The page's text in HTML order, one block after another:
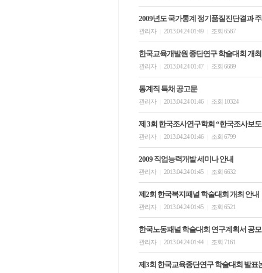
2009년도 국가통계 정기품질진단결과
관리자 2013.04.24 01:49 조회 6587
한국교육개발원 종단연구 학술대회 개
관리자 2013.04.24 01:47 조회 6689
통계직 특채 공고문
관리자 2013.04.24 01:46 조회 10324
제 3회 한국조사연구학회 “한국조사보도
관리자 2013.04.24 01:46 조회 6799
2009 직업능력개발 세미나 안내
관리자 2013.04.24 01:45 조회 6632
제2회 한국복지패널 학술대회 개최 안내
관리자 2013.04.24 01:45 조회 6521
한국노동패널 학술대회 연구계획서 공모
관리자 2013.04.24 01:44 조회 7161
제3회 한국교육종단연구 학술대회 발표